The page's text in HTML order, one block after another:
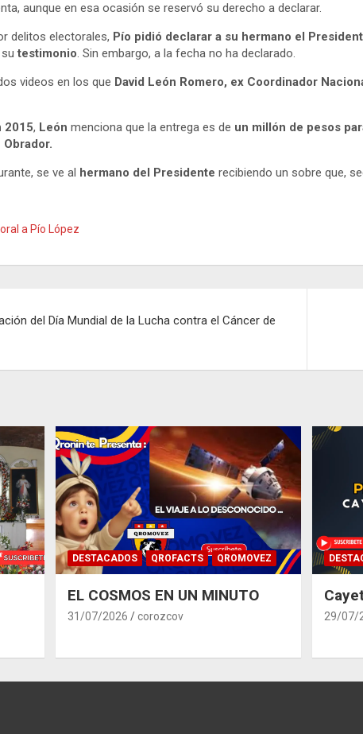
aunque en esa ocasión se reservó su derecho a declarar.
delitos electorales, Pío pidió declarar a su hermano el
testimonio. Sin embargo, a la fecha no ha declarado.
videos en los que David León Romero, ex Coordinador
2015, León menciona que la entrega es de un millón de pesos
Obrador.
se ve al hermano del Presidente recibiendo un sobre que,
a Pío López
del Día Mundial de la Lucha contra el Cáncer de
DESTACADOS QROFACTS QROMOVEZ
EL COSMOS EN UN MINUTO
31/07/2026 corozcov 29/07/